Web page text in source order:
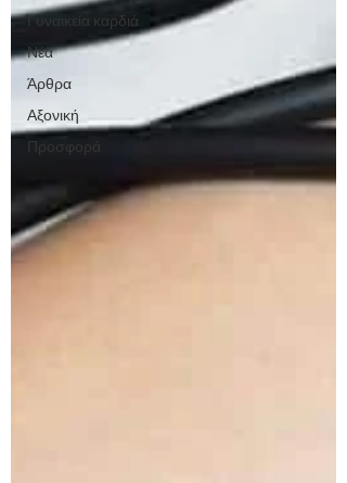
Γυναικεία καρδιά
Νέα
Άρθρα
Αξονική
Προσφορά